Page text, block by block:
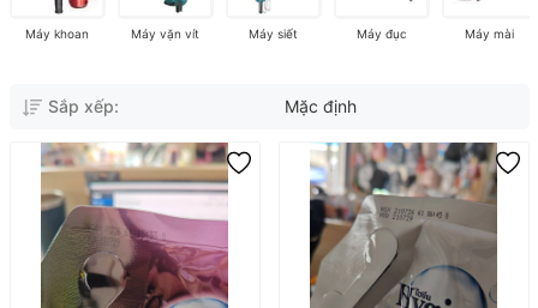
Máy khoan Máy vặn vít Máy siết Máy đục Máy mài
Sắp xếp: Mặc định